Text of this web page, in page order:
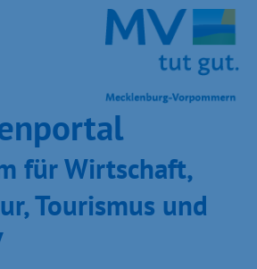
für Wirt­schaft,
Tou­ris­mus und